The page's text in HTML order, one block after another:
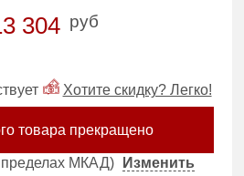
304 руб
Хотите скидку? Легко!
товара прекращено
пределах МКАД)
Изменить